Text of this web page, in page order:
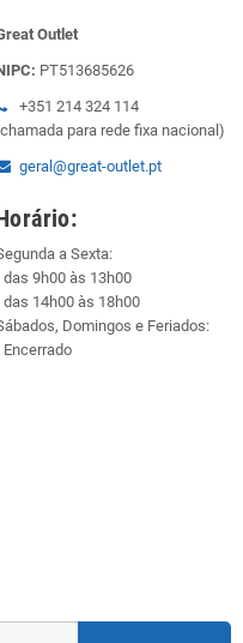
Outlet
PT513685626
+351 214 324 114
para rede fixa nacional)
geral@great-outlet.pt
a Sexta:
das 9h00 às 13h00
das 14h00 às 18h00
Domingos e Feriados:
Encerrado